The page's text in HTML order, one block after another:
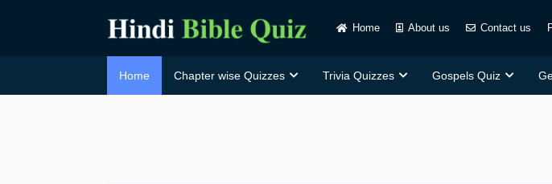
Home About us Contact us
Home Chapter wise Quizzes Trivia Quizzes Gospels Quiz